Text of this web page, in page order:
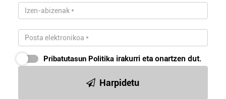
Pribatutasun Politika irakurri eta onartzen dut.
Harpidetu